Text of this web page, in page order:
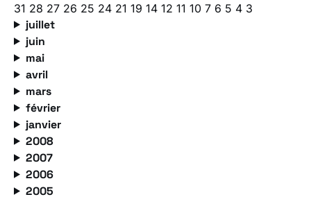
31 28 27 26 25 24 21 19 14 12 11 10 7 6 5 4 3
juillet
juin
mai
avril
mars
février
janvier
2008
2007
2006
2005